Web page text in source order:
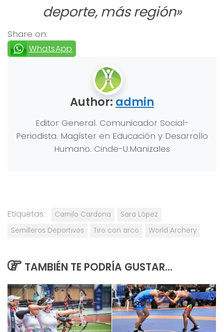
deporte, más región»
Share on:
WhatsApp
Author: admin
Editor General. Comunicador Social-
Periodista. Magíster en Educación y Desarrollo
Humano. Cinde-U.Manizales
Etiquetas: Camilo Cardona
Sara López
Semilleros Deportivos
Tiro con arco World Archery
TAMBIÉN TE PODRÍA GUSTAR...